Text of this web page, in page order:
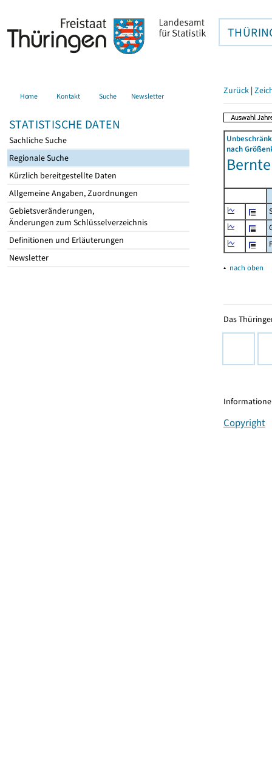
Home Kontakt Suche Newsletter
STATISTISCHE DATEN
Sachliche Suche
Regionale Suche
Kürzlich bereitgestellte Daten
Allgemeine Angaben, Zuordnungen
Gebietsveränderungen,
Änderungen zum Schlüsselverzeichnis
Definitionen und Erläuterungen
Newsletter
Zurück |
nach
▴ nach oben
Das
Copyright